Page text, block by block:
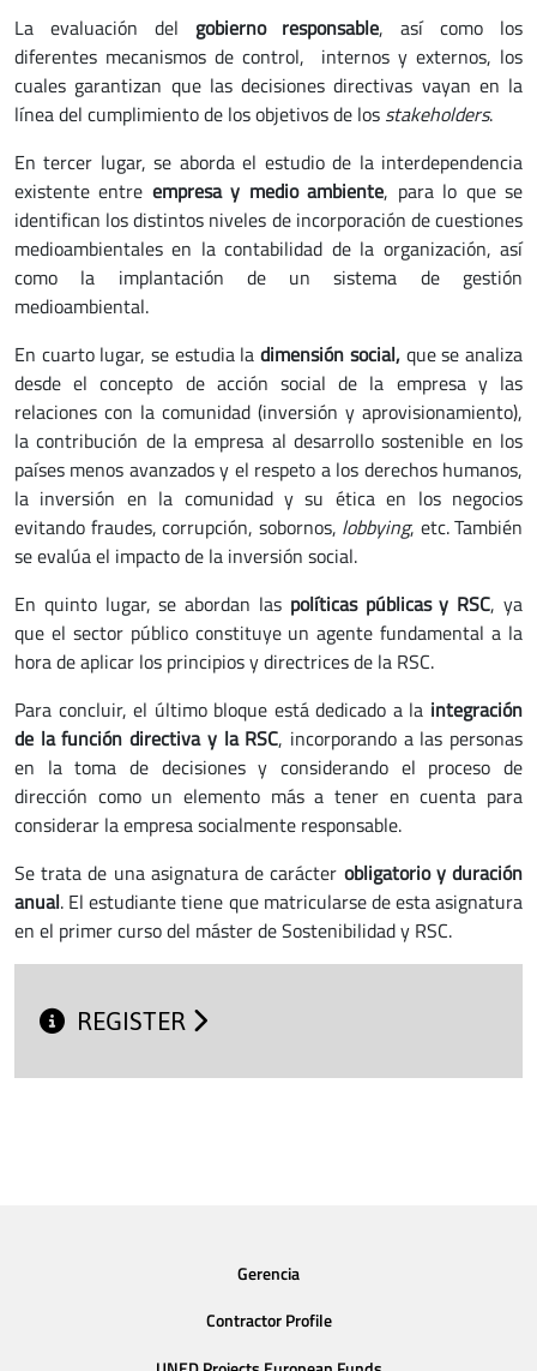
La evaluación del gobierno responsable, así como los
diferentes mecanismos de control, internos y externos, los
cuales garantizan que las decisiones directivas vayan en la
línea del cumplimiento de los objetivos de los stakeholders.
En tercer lugar, se aborda el estudio de la interdependencia
existente entre empresa y medio ambiente, para lo que se
identifican los distintos niveles de incorporación de cuestiones
medioambientales en la contabilidad de la organización, así
como la implantación de un sistema de gestión
medioambiental.
En cuarto lugar, se estudia ladimensión social, que se analiza
desde el concepto de acción social de la empresa y las
relaciones con la comunidad (inversión y aprovisionamiento),
la contribución de la empresa al desarrollo sostenible en los
países menos avanzados y el respeto a los derechos humanos,
la inversión en la comunidad y su ética en los negocios
evitando fraudes, corrupción, sobornos, lobbying, etc. También
se evalúa el impacto de la inversión social.
En quinto lugar, se abordan las políticas públicas y RSC, ya
que el sector público constituye un agente fundamental a la
hora de aplicar los principios y directrices de la RSC.
Para concluir, el último bloque está dedicado a la integración
de la función directiva y la RSC, incorporando a las personas
en la toma de decisiones y considerando el proceso de
dirección como un elemento más a tener en cuenta para
considerar la empresa socialmente responsable.
Se trata de una asignatura de carácter obligatorio y duración
anual. El estudiante tiene que matricularse de esta asignatura
en el primer curso del máster de Sostenibilidad y RSC.
REGISTER
Gerencia
Contractor Profile